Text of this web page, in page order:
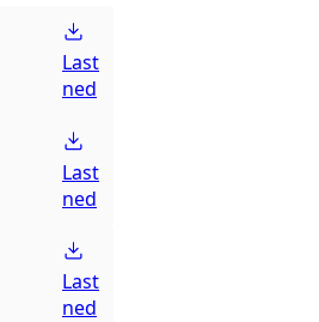
Last
ned
Last
ned
Last
ned